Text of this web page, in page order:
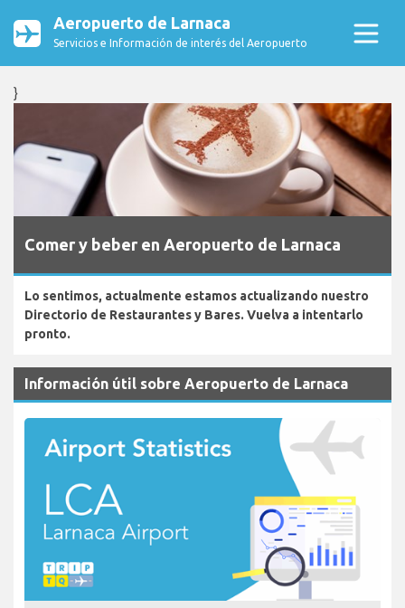
Aeropuerto de Larnaca
Servicios e Información de interés del Aeropuerto
}
Comer y beber en Aeropuerto de Larnaca
Lo sentimos, actualmente estamos actualizando nuestro
Directorio de Restaurantes y Bares. Vuelva a intentarlo
pronto.
Información útil sobre Aeropuerto de Larnaca